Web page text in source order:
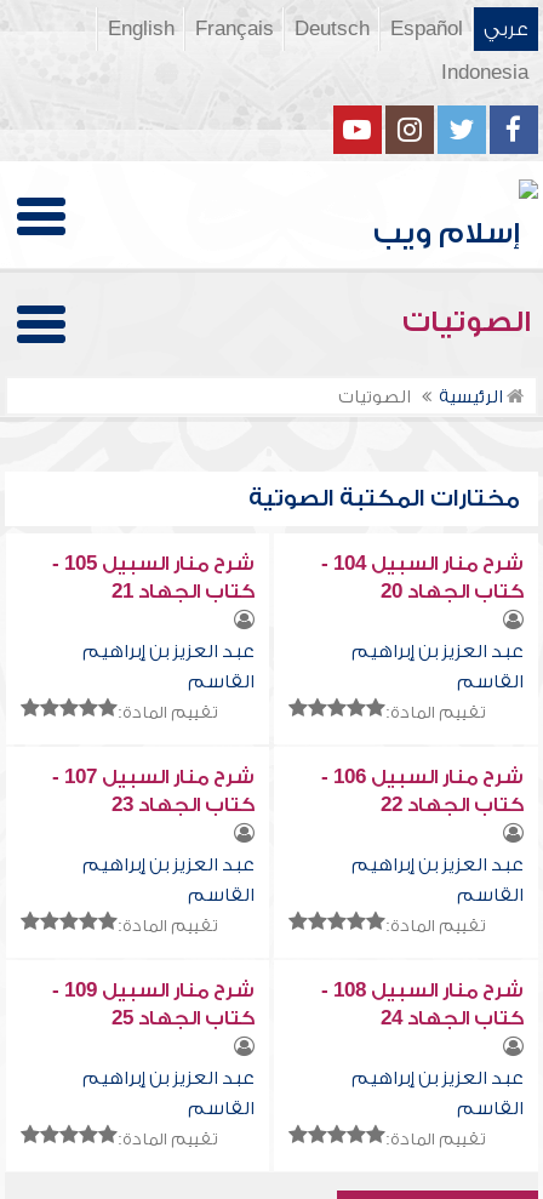
عربي Español
Deutsch
Français
English
Indonesia
الصوتيات
الرئيسية الصوتيات
مختارات المكتبة الصوتية
شرح منار السبيل 104 -
كتاب الجهاد 20
عبد العزيز بن إبراهيم
القاسم
تقييم المادة:
شرح منار السبيل 105 -
كتاب الجهاد 21
عبد العزيز بن إبراهيم
القاسم
تقييم المادة:
شرح منار السبيل 106 -
كتاب الجهاد 22
عبد العزيز بن إبراهيم
القاسم
تقييم المادة:
شرح منار السبيل 107 -
كتاب الجهاد 23
عبد العزيز بن إبراهيم
القاسم
تقييم المادة:
شرح منار السبيل 108 -
كتاب الجهاد 24
عبد العزيز بن إبراهيم
القاسم
تقييم المادة:
شرح منار السبيل 109 -
كتاب الجهاد 25
عبد العزيز بن إبراهيم
القاسم
تقييم المادة: